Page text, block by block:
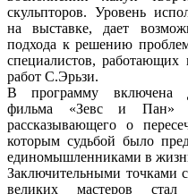
скульпторов. Уровень
на выставке, дает
подхода к решению
специалистов, работающих
работ С.Эрьзи.
В программу включена
фильма «Зевс и
рассказывающего о
которым судьбой было
единомышленниками в
Заключительными точками
великих мастеров